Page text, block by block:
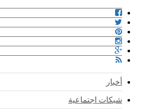
أخبار
شبكات اجتماعية